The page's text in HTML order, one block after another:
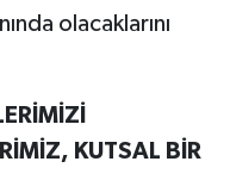
olacaklarını
KUTSAL BİR